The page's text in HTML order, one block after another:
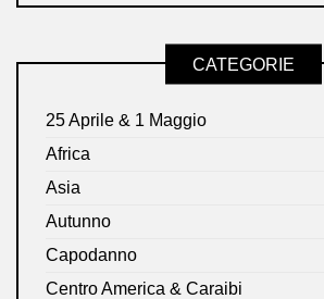
CATEGORIE
25 Aprile & 1 Maggio
Africa
Asia
Autunno
Capodanno
Centro America & Caraibi